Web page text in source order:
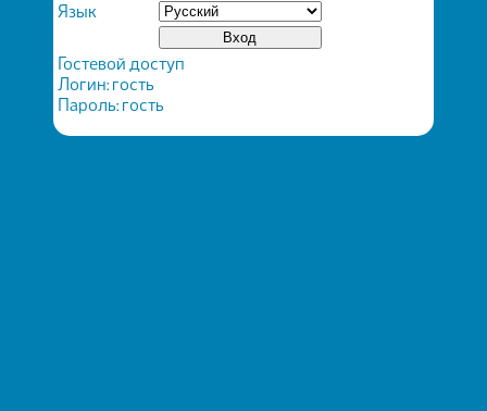
Язык
Гостевой доступ
Логин: гость
Пароль: гость